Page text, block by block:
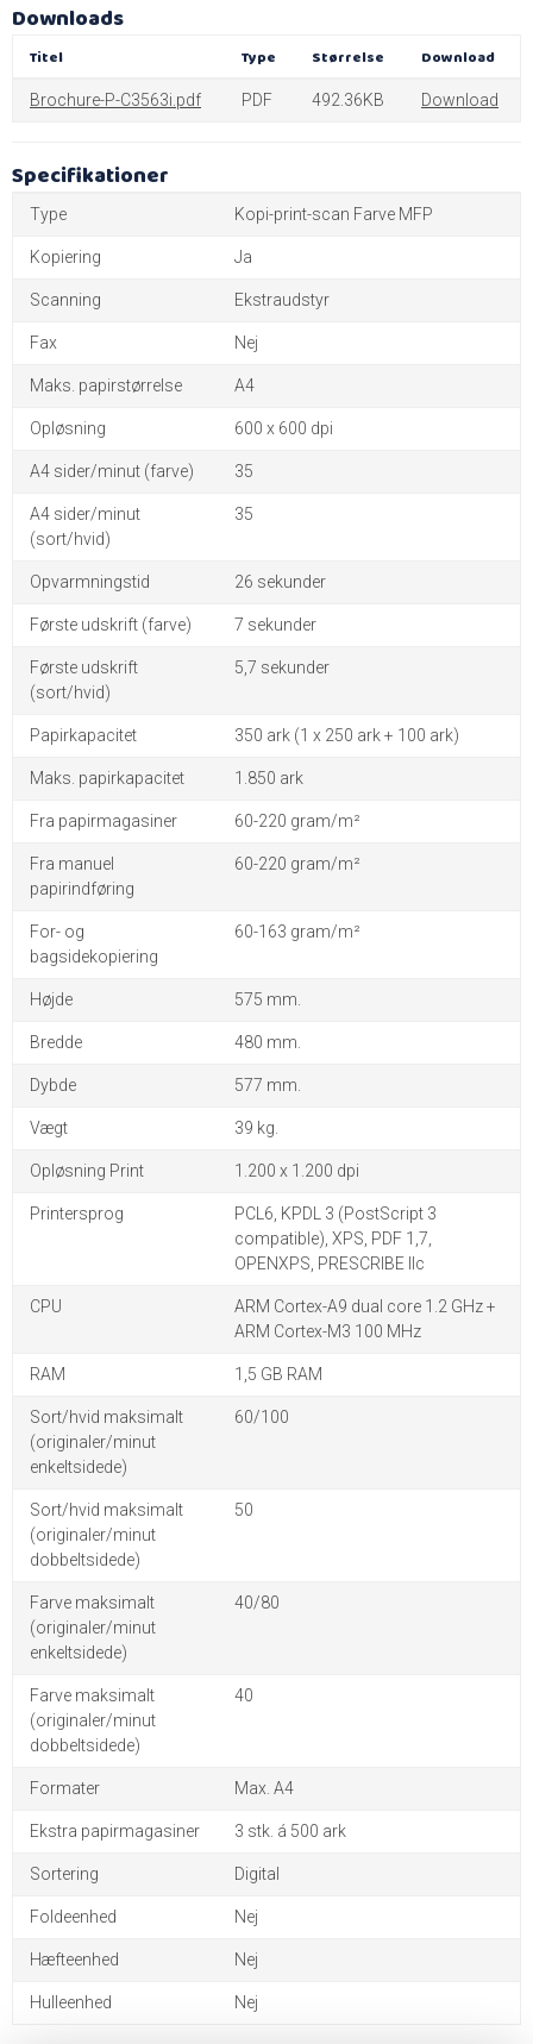
Downloads
Titel Type Størrelse Download
Brochure-P-C3563i.pdf PDF 492.36KB Download
Specifikationer
Type Kopi-print-scan Farve MFP
Kopiering Ja
Scanning Ekstraudstyr
Fax Nej
Maks. papirstørrelse A4
Opløsning 600 x 600 dpi
A4 sider/minut (farve) 35
A4 sider/minut
(sort/hvid)
35
Opvarmningstid 26 sekunder
Første udskrift (farve) 7 sekunder
Første udskrift
(sort/hvid)
5,7 sekunder
Papirkapacitet 350 ark (1 x 250 ark + 100 ark)
Maks. papirkapacitet 1.850 ark
Fra papirmagasiner 60-220 gram/m²
Fra manuel
papirindføring
60-220 gram/m²
For- og
bagsidekopiering
60-163 gram/m²
Højde 575 mm.
Bredde 480 mm.
Dybde 577 mm.
Vægt 39 kg.
Opløsning Print 1.200 x 1.200 dpi
Printersprog
PCL6, KPDL 3 (PostScript 3
compatible), XPS, PDF 1,7,
OPENXPS, PRESCRIBE llc
CPU
ARM Cortex-A9 dual core 1.2 GHz +
ARM Cortex-M3 100 MHz
RAM 1,5 GB RAM
Sort/hvid maksimalt
(originaler/minut
enkeltsidede)
60/100
Sort/hvid maksimalt
(originaler/minut
dobbeltsidede)
50
Farve maksimalt
(originaler/minut
enkeltsidede)
40/80
Farve maksimalt
(originaler/minut
dobbeltsidede)
40
Formater Max. A4
Ekstra papirmagasiner 3 stk. á 500 ark
Sortering Digital
Foldeenhed Nej
Hæfteenhed Nej
Hulleenhed Nej